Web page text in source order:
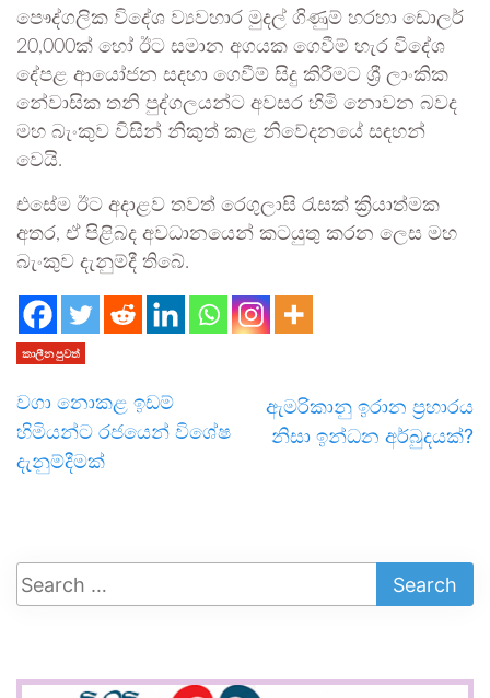
පෞද්ගලික විදේශ ව්‍යවහාර මුදල් ගිණුම් හරහා ඩොලර්
20,000ක් හෝ ඊට සමාන අගයක ගෙවීම් හැර විදේශ
දේපළ ආයෝජන සදහා ගෙවීම් සිදු කිරීමට ශ්‍රී ලාංකික
නේවාසික තනි පුද්ගලයන්ට අවසර හිමි නොවන බවද
මහ බැංකුව විසින් නිකුත් කළ නිවේදනයේ සඳහන්
වෙයි.
එසේම ඊට අදාළව තවත් රෙගුලාසි රැසක් ක්‍රියාත්මක
අතර, ඒ පිළිබද අවධානයෙන් කටයුතු කරන ලෙස මහ
බැංකුව දැනුම්දී තිබේ.
කාලීන පුවත්
වගා නොකළ ඉඩම්
හිමියන්ට රජයෙන් විශේෂ
දැනුම්දීමක්
ඇමරිකානු ඉරාන ප්‍රහාරය
නිසා ඉන්ධන අර්බුදයක්?